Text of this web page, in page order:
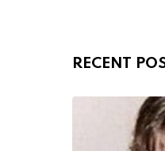
RECENT